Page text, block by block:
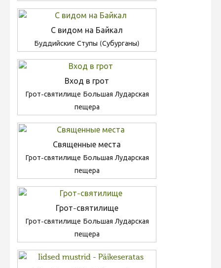
С видом на Байкал
Буддийские Ступы (Субурганы)
Вход в грот
Грот-святилище Большая Лударская
пещера
Священные места
Грот-святилище Большая Лударская
пещера
Грот-святилище
Грот-святилище Большая Лударская
пещера